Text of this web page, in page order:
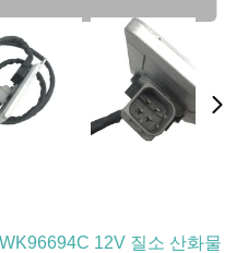
12V 질소 산화물